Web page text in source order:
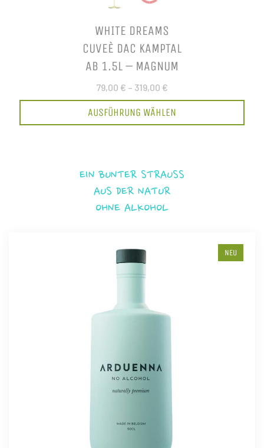
WHITE DREAMS
CUVEÈ DAC KAMPTAL
AB 1.5L – MAGNUM
79,00 € – 319,00 €
AUSFÜHRUNG WÄHLEN
EIN BUNTER STRAUSS
AUS DER NATUR
OHNE ALKOHOL
NEU